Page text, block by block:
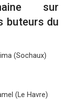
sur
buteurs du
(Sochaux)
(Le Havre)